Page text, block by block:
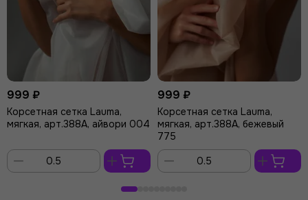
999 ₽
Корсетная сетка Lauma,
мягкая, арт.388А, айвори 004
корзину
999 ₽
Корсетная сетка Lauma,
мягкая, арт.388А, бежевый
775